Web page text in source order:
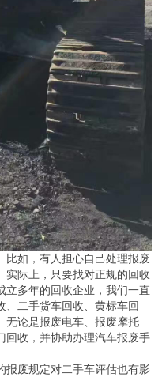
比如，有人担心自己处理报废
实际上，只要找对正规的回收
立多年的回收企业，我们一直
、二手货车回收、黄标车回
无论是报废电车、报废摩托
回收，并协助办理汽车报废手
报废规定对二手车评估也有影